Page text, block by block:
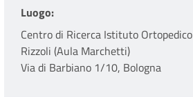
Luogo
Centro di Ricerca Istituto Ortopedico
Rizzoli (Aula Marchetti)
Via di Barbiano 1/10, Bologna